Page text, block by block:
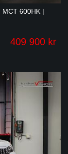
MCT 600HK |
409 900 kr